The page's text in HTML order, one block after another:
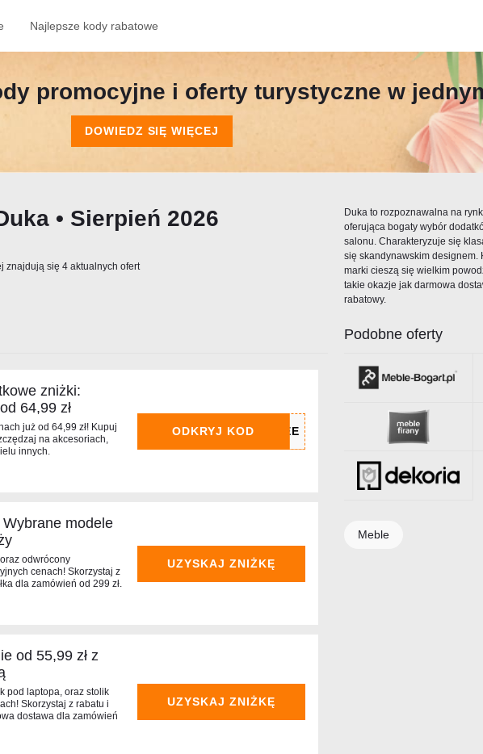
Najlepsze kody rabatowe
promocyjne i oferty turystyczne w
DOWIEDZ SIĘ WIĘCEJ
• Sierpień 2026
znajdują się 4 aktualnych ofert
zniżki:
64,99 zł
już od 64,99 zł! Kupuj
na akcesoriach,
innych.
ODKRYJ KOD
modele
odwrócony
cenach! Skorzystaj z
dla zamówień od 299 zł.
UZYSKAJ ZNIŻKĘ
od 55,99 zł z
pod laptopa, oraz stolik
Skorzystaj z rabatu i
dostawa dla zamówień
UZYSKAJ ZNIŻKĘ
Duka to rozpoznawalna na
oferująca bogaty wybór
salonu. Charakteryzuje się
się skandynawskim designem.
marki cieszą się wielkim
takie okazje jak darmowa
rabatowy.
Podobne oferty
Meble